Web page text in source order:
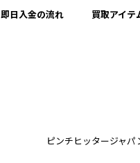
即日入金の流れ 買取アイテ
ピンチヒッタージャ